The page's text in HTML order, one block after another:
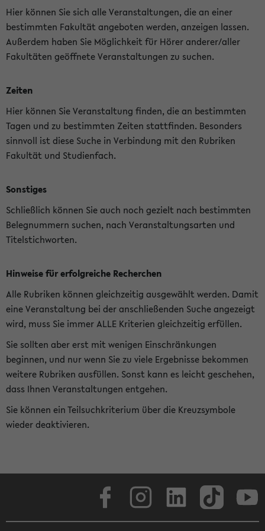
Hier können Sie sich alle Veranstaltungen, die an einer
bestimmten Fakultät angeboten werden, anzeigen lassen.
Außerdem haben Sie Möglichkeit für Hörer anderer/aller
Fakultäten geöffnete Veranstaltungen zu suchen.
Zeiten
Hier können Sie Veranstaltung finden, die an bestimmten
Tagen und zu bestimmten Zeiten stattfinden. Besonders
sinnvoll ist diese Suche in Verbindung mit den Rubriken
Fakultät und Studienfach.
Sonstiges
Schließlich können Sie auch noch gezielt nach bestimmten
Belegnummern suchen, nach Veranstaltungsarten und
Titelstichworten.
Hinweise für erfolgreiche Recherchen
Alle Rubriken können gleichzeitig ausgewählt werden. Damit
eine Veranstaltung bei der anschließenden Suche angezeigt
wird, muss Sie immer ALLE Kriterien gleichzeitig erfüllen.
Sie sollten aber erst mit wenigen Einschränkungen
beginnen, und nur wenn Sie zu viele Ergebnisse bekommen
weitere Rubriken ausfüllen. Sonst kann es leicht geschehen,
dass Ihnen Veranstaltungen entgehen.
Sie können ein Teilsuchkriterium über die Kreuzsymbole
wieder deaktivieren.